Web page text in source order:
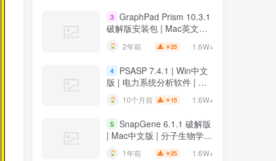
3 GraphPad Prism 10.3.1
破解版安装包 | Mac英文版 |
科研绘图软件 | 安装教程
2年前 ￥25 1.6W+
4
PSASP 7.4.1 | Win中文
版 | 电力系统分析软件 | 安
10个月前 ￥ 15 1.6W+
5 SnapGene 6.1.1 破解版
| Mac中文版 | 分子生物学软
件 | 安装教程 | 一键安装版
1年前 ￥25 1.6W+